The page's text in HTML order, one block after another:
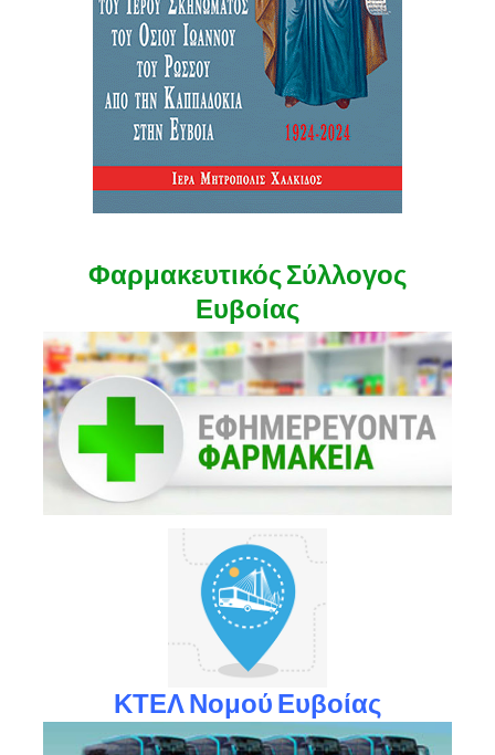
Φαρμακευτικός Σύλλογος
Ευβοίας
ΚΤΕΛ Νομού Ευβοίας